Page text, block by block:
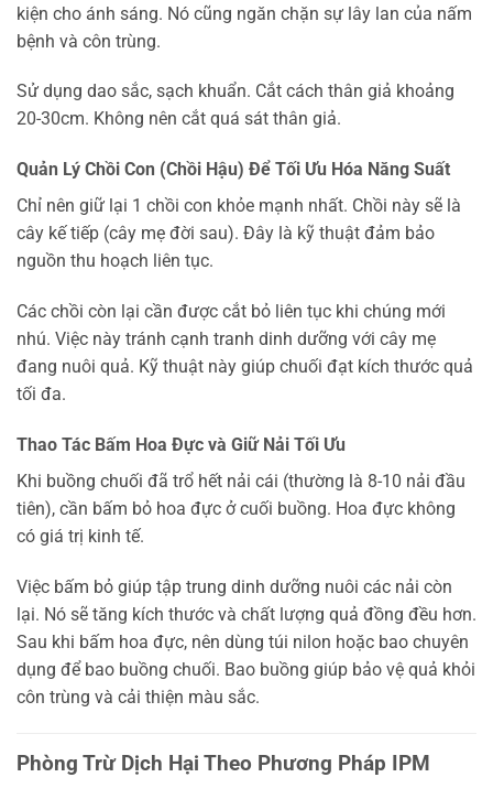
kiện cho ánh sáng. Nó cũng ngăn chặn sự lây lan của nấm
bệnh và côn trùng.
Sử dụng dao sắc, sạch khuẩn. Cắt cách thân giả khoảng
20-30cm. Không nên cắt quá sát thân giả.
Quản Lý Chồi Con (Chồi Hậu) Để Tối Ưu Hóa Năng Suất
Chỉ nên giữ lại 1 chồi con khỏe mạnh nhất. Chồi này sẽ là
cây kế tiếp (cây mẹ đời sau). Đây là kỹ thuật đảm bảo
nguồn thu hoạch liên tục.
Các chồi còn lại cần được cắt bỏ liên tục khi chúng mới
nhú. Việc này tránh cạnh tranh dinh dưỡng với cây mẹ
đang nuôi quả. Kỹ thuật này giúp chuối đạt kích thước quả
tối đa.
Thao Tác Bấm Hoa Đực và Giữ Nải Tối Ưu
Khi buồng chuối đã trổ hết nải cái (thường là 8-10 nải đầu
tiên), cần bấm bỏ hoa đực ở cuối buồng. Hoa đực không
có giá trị kinh tế.
Việc bấm bỏ giúp tập trung dinh dưỡng nuôi các nải còn
lại. Nó sẽ tăng kích thước và chất lượng quả đồng đều hơn.
Sau khi bấm hoa đực, nên dùng túi nilon hoặc bao chuyên
dụng để bao buồng chuối. Bao buồng giúp bảo vệ quả khỏi
côn trùng và cải thiện màu sắc.
Phòng Trừ Dịch Hại Theo Phương Pháp IPM